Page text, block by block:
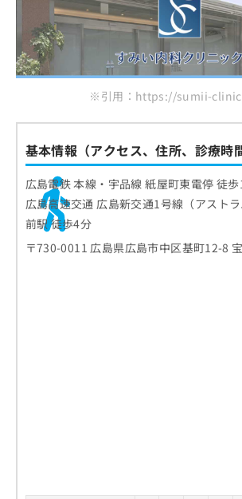
※引用：https://sumii-
基本情報（アクセス、住所、診療時
広島電鉄 本線・宇品線 紙屋町東電停 徒
広島高速交通 広島新交通1号線（アスト
前駅 徒歩4分
〒730-0011 広島県広島市中区基町12-8